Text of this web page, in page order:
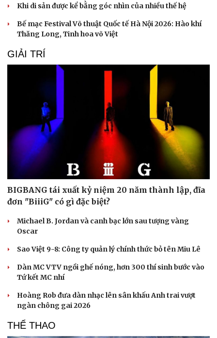
Du lịch
Tư vấn
check-in
Câu chuyện thời sự
Cửa sổ tình yêu
Khi di sản được kể bằng góc nhìn của nhiều thế hệ
Bế mạc Festival Võ thuật Quốc tế Hà Nội 2026: Hào khí
Thăng Long, Tinh hoa võ Việt
GIẢI TRÍ
BIGBANG tái xuất kỷ niệm 20 năm thành lập, đĩa
đơn "BiiiG" có gì đặc biệt?
Michael B. Jordan và canh bạc lớn sau tượng vàng
Oscar
Sao Việt 9-8: Công ty quản lý chính thức bỏ tên Miu Lê
Dàn MC VTV ngồi ghế nóng, hơn 300 thí sinh bước vào
Tứ kết MC nhí
Hoàng Rob đưa dàn nhạc lên sân khấu Anh trai vượt
ngàn chông gai 2026
THỂ THAO